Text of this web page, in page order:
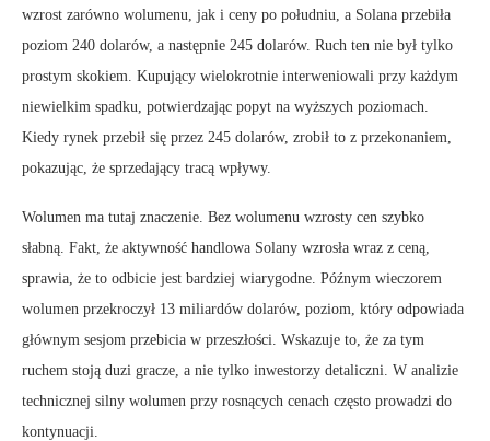
wzrost zarówno wolumenu, jak i ceny po południu, a Solana przebiła
poziom 240 dolarów, a następnie 245 dolarów. Ruch ten nie był tylko
prostym skokiem. Kupujący wielokrotnie interweniowali przy każdym
niewielkim spadku, potwierdzając popyt na wyższych poziomach.
Kiedy rynek przebił się przez 245 dolarów, zrobił to z przekonaniem,
pokazując, że sprzedający tracą wpływy.
Wolumen ma tutaj znaczenie. Bez wolumenu wzrosty cen szybko
słabną. Fakt, że aktywność handlowa Solany wzrosła wraz z ceną,
sprawia, że to odbicie jest bardziej wiarygodne. Późnym wieczorem
wolumen przekroczył 13 miliardów dolarów, poziom, który odpowiada
głównym sesjom przebicia w przeszłości. Wskazuje to, że za tym
ruchem stoją duzi gracze, a nie tylko inwestorzy detaliczni. W analizie
technicznej silny wolumen przy rosnących cenach często prowadzi do
kontynuacji.